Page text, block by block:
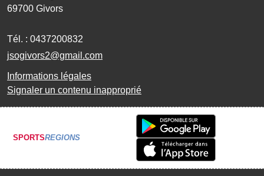
69700 Givors
Tél. : 0437200832
jsogivors2@gmail.com
Informations légales
Signaler un contenu inapproprié
SPORTSREGIONS